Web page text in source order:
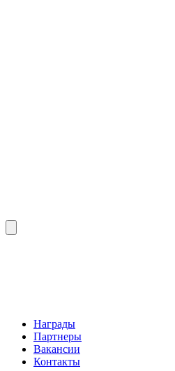
Награды
Партнеры
Вакансии
Контакты